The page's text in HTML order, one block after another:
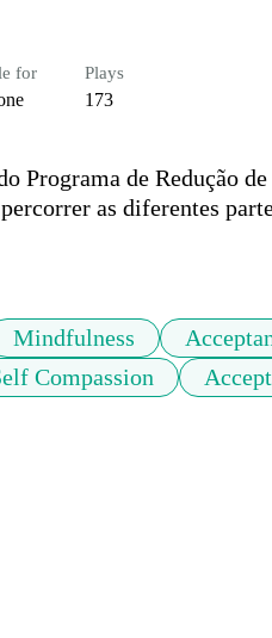
for Plays
173
de Redução de
as diferentes
Mindfulness
Compassion